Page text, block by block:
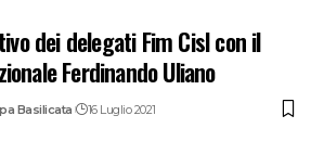
dei delegati Fim Cisl con il
Ferdinando Uliano
Basilicata 16 Luglio 2021